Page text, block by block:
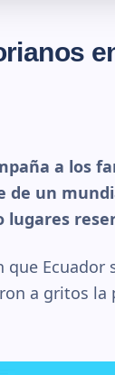
a los
de un
Ecuador
a gritos la